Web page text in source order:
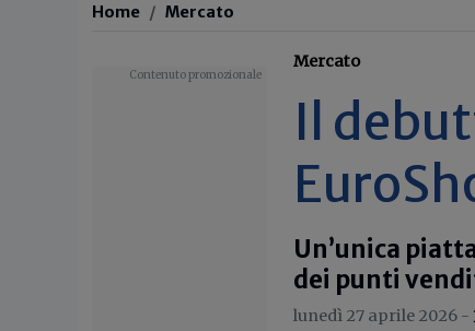
Home Mercato
Mercato
Il
Un’unica
dei punti
lunedì 27 aprile 2026 -